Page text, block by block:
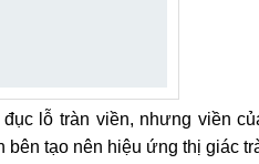
lỗ tràn viền, nhưng viền
tạo nên hiệu ứng thị giác